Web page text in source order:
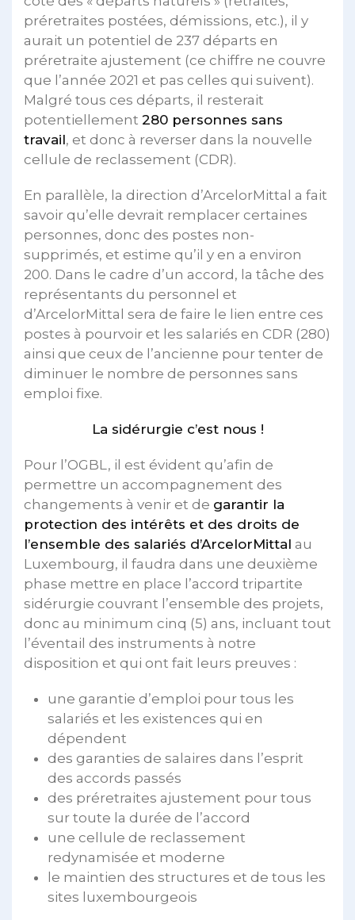
préretraites postées, démissions, etc.), il y
aurait un potentiel de 237 départs en
préretraite ajustement (ce chiffre ne couvre
que l’année 2021 et pas celles qui suivent).
Malgré tous ces départs, il resterait
potentiellement 280 personnes sans
travail, et donc à reverser dans la nouvelle
cellule de reclassement (CDR).
En parallèle, la direction d’ArcelorMittal a fait
savoir qu’elle devrait remplacer certaines
personnes, donc des postes non-
supprimés, et estime qu’il y en a environ
200. Dans le cadre d’un accord, la tâche des
représentants du personnel et
d’ArcelorMittal sera de faire le lien entre ces
postes à pourvoir et les salariés en CDR (280)
ainsi que ceux de l’ancienne pour tenter de
diminuer le nombre de personnes sans
emploi fixe.
La sidérurgie c’est nous !
Pour l’OGBL, il est évident qu’afin de
permettre un accompagnement des
changements à venir et de garantir la
protection des intérêts et des droits de
l’ensemble des salariés d’ArcelorMittal au
Luxembourg, il faudra dans une deuxième
phase mettre en place l’accord tripartite
sidérurgie couvrant l’ensemble des projets,
donc au minimum cinq (5) ans, incluant tout
l’éventail des instruments à notre
disposition et qui ont fait leurs preuves :
une garantie d’emploi pour tous les
salariés et les existences qui en
dépendent
des garanties de salaires dans l’esprit
des accords passés
des préretraites ajustement pour tous
sur toute la durée de l’accord
une cellule de reclassement
redynamisée et moderne
le maintien des structures et de tous les
sites luxembourgeois